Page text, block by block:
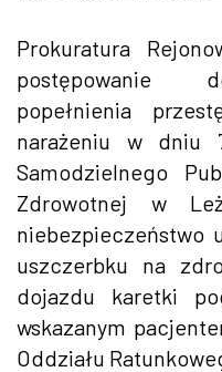
Prokuratura
postępowanie
popełnienia
narażeniu w dniu
Samodzielnego
Zdrowotnej w
niebezpieczeństwo
uszczerbku na
dojazdu karetki
wskazanym
Oddziału